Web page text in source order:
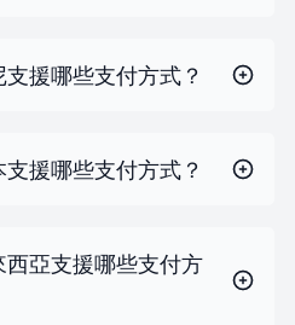
援哪些支付方式？
援哪些支付方式？
亞支援哪些支付方